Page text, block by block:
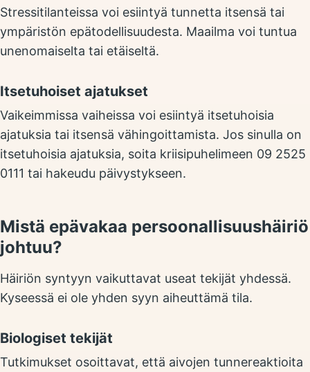
Stressitilanteissa voi esiintyä tunnetta itsensä tai
ympäristön epätodellisuudesta. Maailma voi tuntua
unenomaiselta tai etäiseltä.
Itsetuhoiset ajatukset
Vaikeimmissa vaiheissa voi esiintyä itsetuhoisia
ajatuksia tai itsensä vähingoittamista. Jos sinulla on
itsetuhoisia ajatuksia, soita kriisipuhelimeen 09 2525
0111 tai hakeudu päivystykseen.
Mistä epävakaa persoonallisuushäiriö
johtuu?
Häiriön syntyyn vaikuttavat useat tekijät yhdessä.
Kyseessä ei ole yhden syyn aiheuttämä tila.
Biologiset tekijät
Tutkimukset osoittavat, että aivojen tunnereaktioita